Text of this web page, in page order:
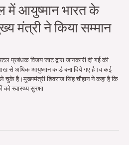
में आयुष्मान भारत के
मंत्री ने किया सम्मान
विजय जाट द्वारा जानकारी दी गई की
से अधिक आयुष्मान कार्ड बना दिये गए है।व कई
चुके है।मुख्यमंत्री शिवराज सिंह चौहान ने कहा है कि
स्वास्थ्य सुरक्षा